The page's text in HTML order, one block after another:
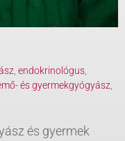
endokrinológus
és gyermekgyógyász
és gyermek